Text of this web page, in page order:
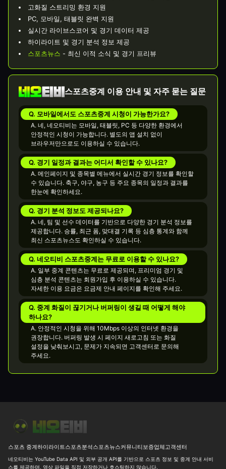
고화질 스트리밍 환경 지원
PC, 모바일, 태블릿 완벽 지원
실시간 라이브스코어 및 경기 데이터 제공
하이라이트 및 경기 분석 정보 제공
스포츠뉴스 - 최신 이적 소식 및 경기 프리뷰
스포츠중계 이용 안내 및 자주 묻는 질문
Q. 모바일에서도 스포츠중계 시청이 가능한가요?
A. 네, 네오티비는 모바일, 태블릿, PC 등 다양한 환경에서
안정적인 시청이 가능합니다. 별도의 앱 설치 없이
브라우저만으로도 이용하실 수 있습니다.
Q. 경기 일정과 결과는 어디서 확인할 수 있나요?
A. 메인페이지 및 종목별 메뉴에서 실시간 경기 정보를 확인할
수 있습니다. 축구, 야구, 농구 등 주요 종목의 일정과 결과를
한눈에 확인하세요.
Q. 경기 분석 정보도 제공되나요?
A. 네, 팀 및 선수 데이터를 기반으로 다양한 경기 분석 정보를
제공합니다. 승률, 최근 폼, 맞대결 기록 등 심층 통계와 함께
최신 스포츠뉴스도 확인하실 수 있습니다.
Q. 네오티비 스포츠중계는 무료로 이용할 수 있나요?
A. 일부 중계 콘텐츠는 무료로 제공되며, 프리미엄 경기 및
심층 분석 콘텐츠는 회원가입 후 이용하실 수 있습니다.
자세한 이용 요금은 요금제 안내 페이지를 확인해 주세요.
Q. 중계 화질이 끊기거나 버퍼링이 생길 때 어떻게 해야
하나요?
A. 안정적인 시청을 위해 10Mbps 이상의 인터넷 환경을
권장합니다. 버퍼링 발생 시 페이지 새로고침 또는 화질
설정을 낮춰보시고, 문제가 지속되면 고객센터로 문의해
주세요.
스포츠 중계하이라이트스포츠분석스포츠뉴스커뮤니티보증업체고객센터
네오티비는 YouTube Data API 및 외부 공개 API를 기반으로 스포츠 정보 및 중계 안내 서비
스를 제공하며, 영상 파일을 직접 저장하거나 호스팅하지 않습니다.